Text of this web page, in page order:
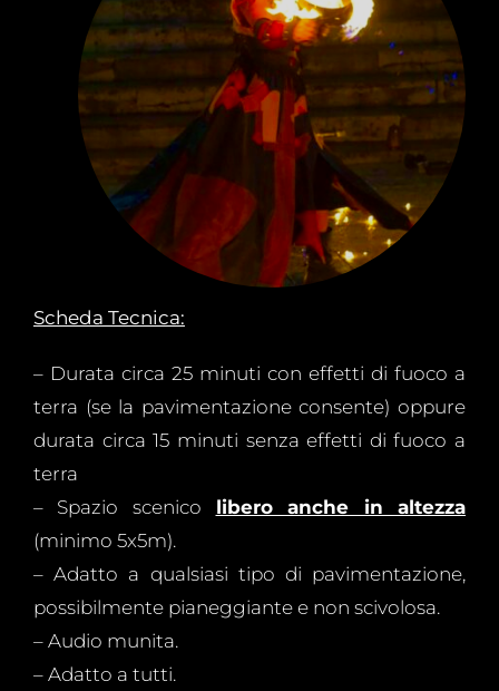
Scheda Tecnica:
– Durata circa 25 minuti con effetti di fuoco a
terra (se la pavimentazione consente) oppure
durata circa 15 minuti senza effetti di fuoco a
terra
– Spazio scenico libero anche in altezza
(minimo 5x5m).
– Adatto a qualsiasi tipo di pavimentazione,
possibilmente pianeggiante e non scivolosa.
– Audio munita.
– Adatto a tutti.